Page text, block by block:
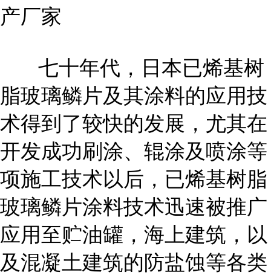
七十年代，日本已烯基树
脂玻璃鳞片及其涂料的应用技
术得到了较快的发展，尤其在
开发成功刷涂、辊涂及喷涂等
项施工技术以后，已烯基树脂
玻璃鳞片涂料技术迅速被推广
应用至贮油罐，海上建筑，以
及混凝土建筑的防盐蚀等各类